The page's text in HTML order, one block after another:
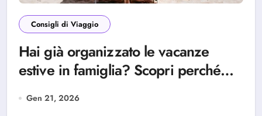
Consigli di Viaggio
Hai già organizzato le vacanze
estive in famiglia? Scopri perché
Gen 21, 2026